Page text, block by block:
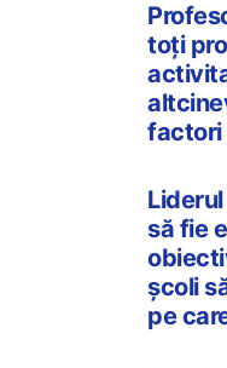
toți
factori
să fie
școli
pe